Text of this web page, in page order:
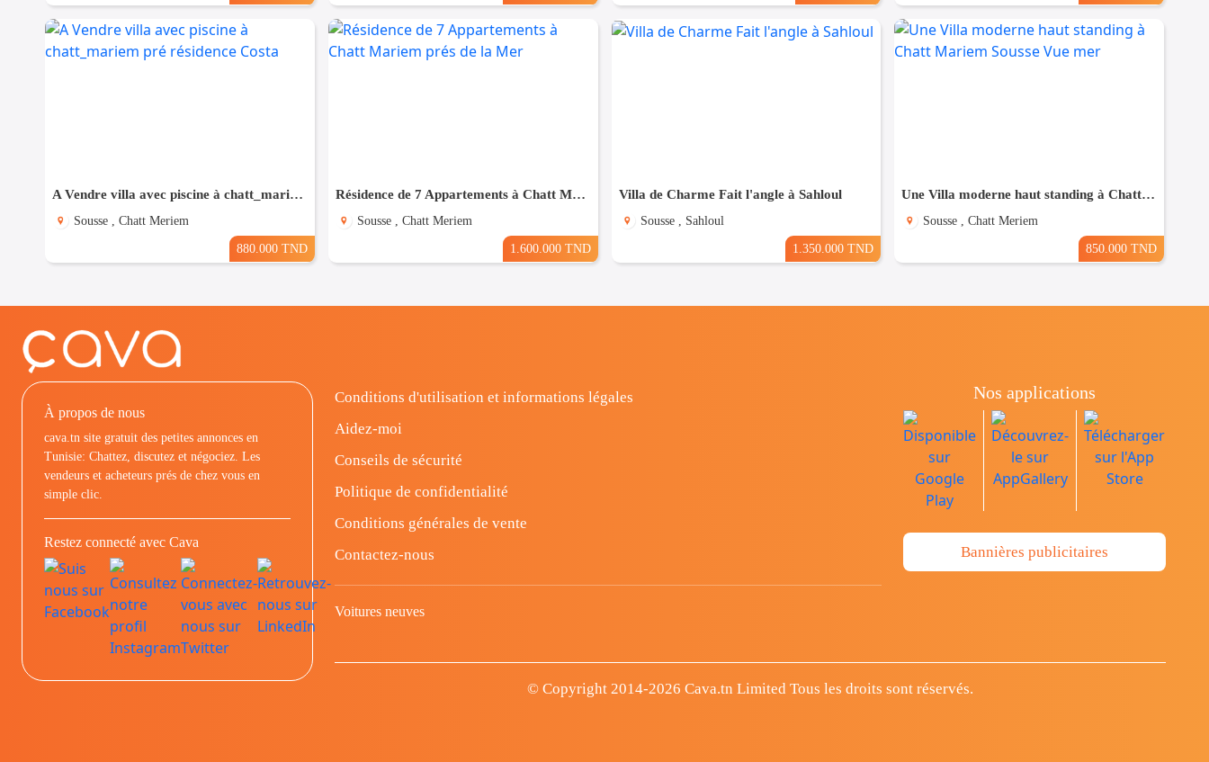
A Vendre villa avec piscine à chatt_mariem pré résidence Costa
Sousse , Chatt Meriem
880.000 TND
Résidence de 7 Appartements à Chatt Mariem prés de la Mer
Sousse , Chatt Meriem
1.600.000 TND
Villa de Charme Fait l'angle à Sahloul
Sousse , Sahloul
1.350.000 TND
Une Villa moderne haut standing à Chatt Mariem Sousse Vue mer
Sousse , Chatt Meriem
850.000 TND
À propos de nous
cava.tn site gratuit des petites annonces en
Tunisie: Chattez, discutez et négociez. Les
vendeurs et acheteurs prés de chez vous en
simple clic.
Restez connecté avec Cava
Conditions d'utilisation et informations légales
Aidez-moi
Conseils de sécurité
Politique de confidentialité
Conditions générales de vente
Contactez-nous
Voitures neuves
Nos applications
Bannières publicitaires
© Copyright 2014-2026 Cava.tn Limited Tous les droits sont réservés.